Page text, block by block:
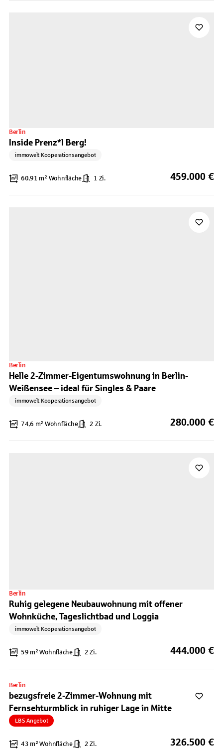
Berlin
Inside Prenz*l Berg!
immowelt Kooperationsangebot
60,91 m² Wohnfläche 1 Zi. 459.000 €
Berlin
Helle 2-Zimmer-Eigentumswohnung in Berlin-
Weißensee – ideal für Singles & Paare
immowelt Kooperationsangebot
74,6 m² Wohnfläche 2 Zi. 280.000 €
Berlin
Ruhig gelegene Neubauwohnung mit offener
Wohnküche, Tageslichtbad und Loggia
immowelt Kooperationsangebot
59 m² Wohnfläche 2 Zi. 444.000 €
Berlin
bezugsfreie 2-Zimmer-Wohnung mit
Fernsehturmblick in ruhiger Lage in Mitte
LBS Angebot
43 m² Wohnfläche 2 Zi. 326.500 €